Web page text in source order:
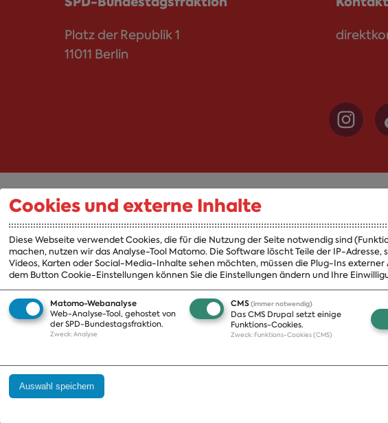
Platz der Republik 1
11011 Berlin
Abgeordnete
A-Z
Fraktion
Fraktion
Vorsitzender
Vorstand
Arbeitsgruppen
Ausschussvorsitzende
Beauftragte
Organisation
Cookies und externe Inhalte
Diese Webseite verwendet Cookies, die für die Nutzung der Seite notwendig sind
machen, nutzen wir das Analyse-Tool Matomo. Die Software löscht Teile der IP-
Videos, Karten oder Social-Media-Inhalte sehen möchten, müssen die Plug-Ins
dem Button Cookie-Einstellungen können Sie die Einstellungen ändern und Ihre
Matomo-Webanalyse
Web-Analyse-Tool, gehostet von
der SPD-Bundestagsfraktion.
Zweck:Analyse
CMS(immer notwendig)
Das CMS Drupal setzt einige
Funktions-Cookies.
Zweck: Funktions-Cookies (CMS)
Auswahl speichern